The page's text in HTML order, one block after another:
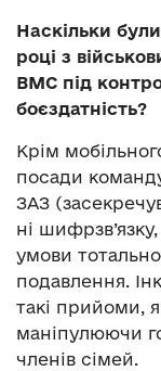
Наскільки
році з
ВМС під
боєздатність?
Крім
посади
ЗАЗ
ні
умови
подавлення.
такі прийоми,
маніпулюючи
членів сімей.